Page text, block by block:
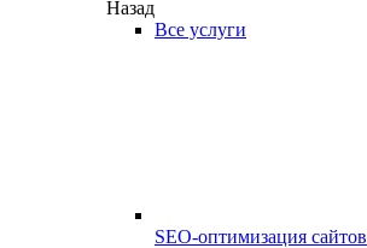
Назад
Все услуги
SEO-оптимизация сайтов